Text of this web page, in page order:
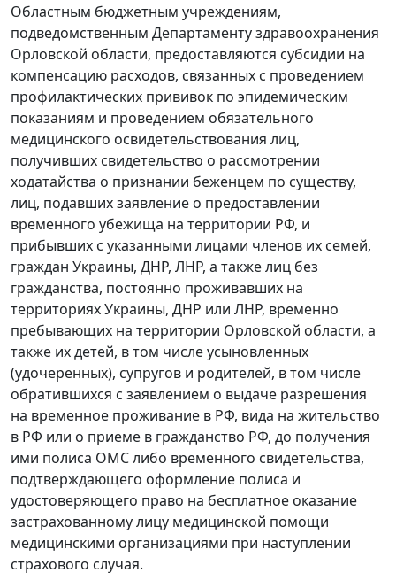
Областным бюджетным учреждениям,
подведомственным Департаменту здравоохранения
Орловской области, предоставляются субсидии на
компенсацию расходов, связанных с проведением
профилактических прививок по эпидемическим
показаниям и проведением обязательного
медицинского освидетельствования лиц,
получивших свидетельство о рассмотрении
ходатайства о признании беженцем по существу,
лиц, подавших заявление о предоставлении
временного убежища на территории РФ, и
прибывших с указанными лицами членов их семей,
граждан Украины, ДНР, ЛНР, а также лиц без
гражданства, постоянно проживавших на
территориях Украины, ДНР или ЛНР, временно
пребывающих на территории Орловской области, а
также их детей, в том числе усыновленных
(удочеренных), супругов и родителей, в том числе
обратившихся с заявлением о выдаче разрешения
на временное проживание в РФ, вида на жительство
в РФ или о приеме в гражданство РФ, до получения
ими полиса ОМС либо временного свидетельства,
подтверждающего оформление полиса и
удостоверяющего право на бесплатное оказание
застрахованному лицу медицинской помощи
медицинскими организациями при наступлении
страхового случая.